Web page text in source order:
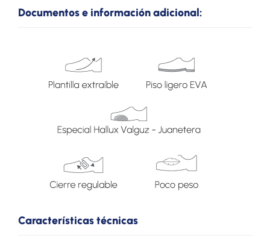
Documentos e información adicional:
Características técnicas